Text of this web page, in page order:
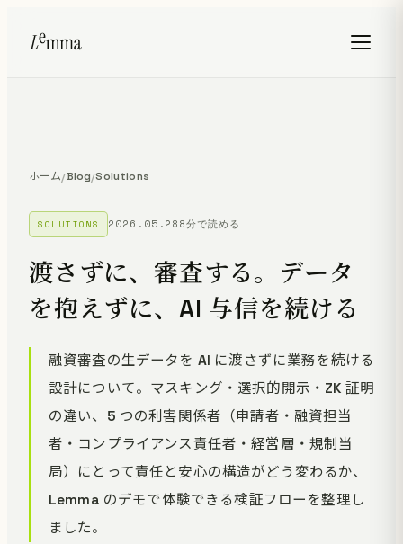
ホーム/Blog/Solutions
SOLUTIONS 2026.05.288分で読める
渡さずに、審査する。データ
を抱えずに、AI 与信を続ける
融資審査の生データを AI に渡さずに業務を続ける
設計について。マスキング・選択的開示・ZK 証明
の違い、5 つの利害関係者（申請者・融資担当
者・コンプライアンス責任者・経営層・規制当
局）にとって責任と安心の構造がどう変わるか、
Lemma のデモで体験できる検証フローを整理し
ました。